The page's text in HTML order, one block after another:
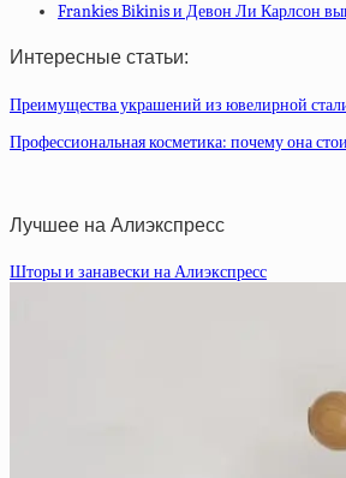
Frankies Bikinis и Девон Ли Карлсон
Интересные статьи:
Преимущества украшений из ювелирной
Профессиональная косметика: почему она
Лучшее на Алиэкспресс
Шторы и занавески на Алиэкспресс